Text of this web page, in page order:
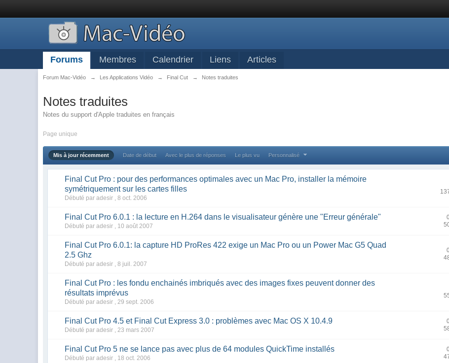
Forums Membres Calendrier Liens Articles
Forum Mac-Vidéo → Les Applications Vidéo → Final Cut → Notes traduites
Notes traduites
Notes du support d'Apple traduites en français
Page unique
Mis à jour récemment Date de début Avec le plus de réponses Le plus vu Personnalisé
Final Cut Pro : pour des performances optimales avec un Mac Pro, installer la mémoire
symétriquement sur les cartes filles
Débuté par adesir ,8 oct. 2006
Final Cut Pro 6.0.1 : la lecture en H.264 dans le visualisateur génère une "Erreur générale"
Débuté par adesir , 10 août 2007
Final Cut Pro 6.0.1: la capture HD ProRes 422 exige un Mac Pro ou un Power Mac G5 Quad
2.5 Ghz
Débuté par adesir ,8 juil. 2007
Final Cut Pro : les fondu enchainés imbriqués avec des images fixes peuvent donner des
résultats imprévus
Débuté par adesir ,29 sept. 2006
Final Cut Pro 4.5 et Final Cut Express 3.0 : problèmes avec Mac OS X 10.4.9
Débuté par adesir ,23 mars 2007
Final Cut Pro 5 ne se lance pas avec plus de 64 modules QuickTime installés
Débuté par adesir , 18 oct. 2006